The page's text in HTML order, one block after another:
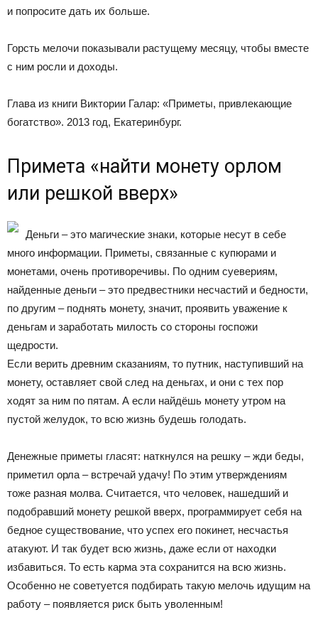
и попросите дать их больше.
Горсть мелочи показывали растущему месяцу, чтобы вместе
с ним росли и доходы.
Глава из книги Виктории Галар: «Приметы, привлекающие
богатство». 2013 год, Екатеринбург.
Примета «найти монету орлом
или решкой вверх»
Деньги – это магические знаки, которые несут в себе
много информации. Приметы, связанные с купюрами и
монетами, очень противоречивы. По одним суевериям,
найденные деньги – это предвестники несчастий и бедности,
по другим – поднять монету, значит, проявить уважение к
деньгам и заработать милость со стороны госпожи
щедрости.
Если верить древним сказаниям, то путник, наступивший на
монету, оставляет свой след на деньгах, и они с тех пор
ходят за ним по пятам. А если найдёшь монету утром на
пустой желудок, то всю жизнь будешь голодать.
Денежные приметы гласят: наткнулся на решку – жди беды,
приметил орла – встречай удачу! По этим утверждениям
тоже разная молва. Считается, что человек, нашедший и
подобравший монету решкой вверх, программирует себя на
бедное существование, что успех его покинет, несчастья
атакуют. И так будет всю жизнь, даже если от находки
избавиться. То есть карма эта сохранится на всю жизнь.
Особенно не советуется подбирать такую мелочь идущим на
работу – появляется риск быть уволенным!